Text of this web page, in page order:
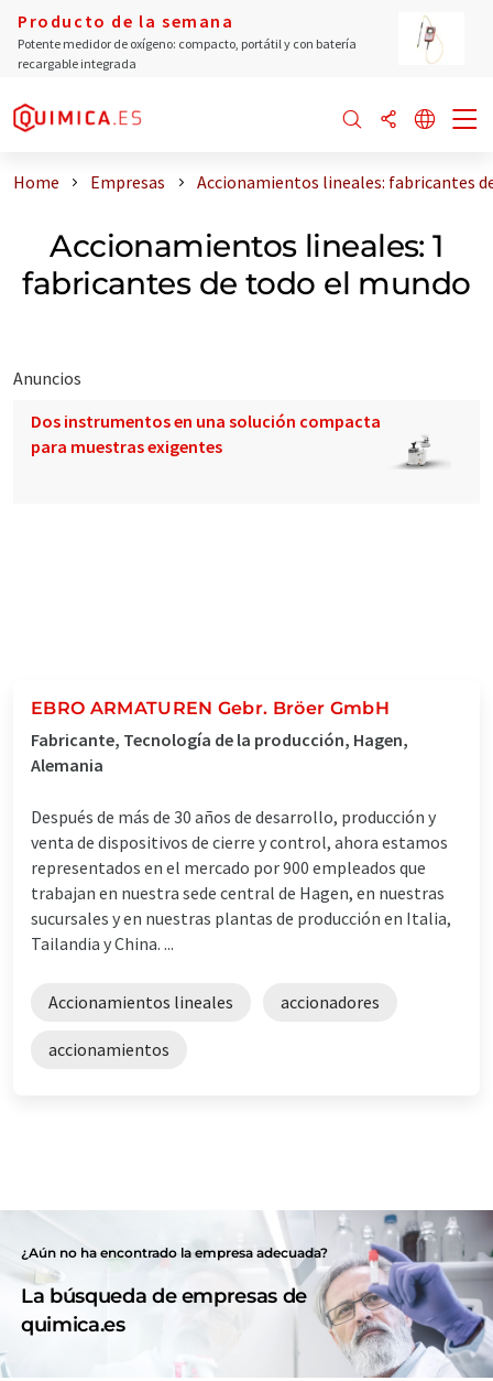
Producto de la semana
Potente medidor de oxígeno: compacto, portátil y con batería
recargable integrada
Home Empresas Accionamientos lineales: fabricantes
Accionamientos lineales: 1
fabricantes de todo el mundo
Anuncios
Dos instrumentos en una solución compacta
para muestras exigentes
EBRO ARMATUREN Gebr. Bröer GmbH
Fabricante, Tecnología de la producción, Hagen,
Alemania
Después de más de 30 años de desarrollo, producción y
venta de dispositivos de cierre y control, ahora estamos
representados en el mercado por 900 empleados que
trabajan en nuestra sede central de Hagen, en nuestras
sucursales y en nuestras plantas de producción en Italia,
Tailandia y China. ...
Accionamientos lineales accionadores
accionamientos
¿Aún no ha encontrado la empresa adecuada?
La búsqueda de empresas de
quimica.es